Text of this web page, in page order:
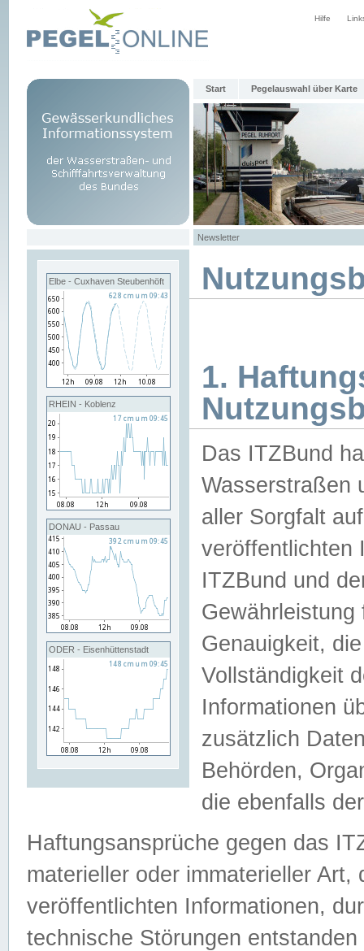
Hilfe
Start Pegelauswahl über Karte
Newsletter
Elbe - Cuxhaven Steubenhöft
RHEIN - Koblenz
DONAU - Passau
ODER - Eisenhüttenstadt
1.
Das ITZBund
Wasserstraßen
aller Sorgfalt
veröffentlichten
ITZBund und
Genauigkeit,
Vollständigkeit
Informationen
zusätzlich
Behörden,
die ebenfalls
Haftungsansprüche gegen das
materieller oder immaterieller
veröffentlichten Informationen,
technische Störungen